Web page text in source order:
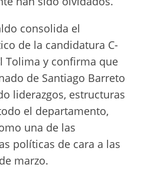
consolida el
de la candidatura C-
Tolima y confirma que
de Santiago Barreto
liderazgos, estructuras
el departamento,
una de las
políticas de cara a las
marzo.